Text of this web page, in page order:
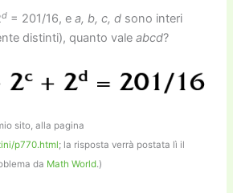
d= 201/16, e a, b, c, dsono interi
distinti), quanto vale abcd?
sito, alla pagina
p770.html; la risposta verrà postata lì il
da Math World.)